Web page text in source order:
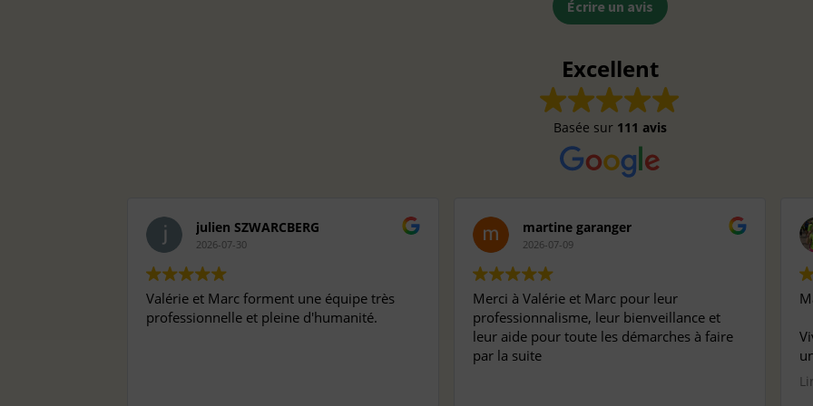
Écrire un avis
Excellent
Basée sur 111 avis
julien SZWARCBERG
2026-07-30
Valérie et Marc forment une équipe très
professionnelle et pleine d'humanité.
martine garanger
2026-07-09
Merci à Valérie et Marc pour leur
professionnalisme, leur bienveillance et
leur aide pour toute les démarches à faire
par la suite